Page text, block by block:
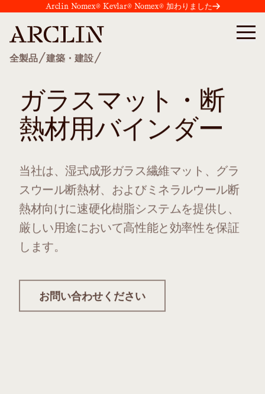
Arclin Nomex® Kevlar® Nomex® 加わりました
全製品/建築・建設/
ガラスマット・断
熱材用バインダー
当社は、湿式成形ガラス繊維マット、グラ
スウール断熱材、およびミネラルウール断
熱材向けに速硬化樹脂システムを提供し、
厳しい用途において高性能と効率性を保証
します。
お問い合わせください